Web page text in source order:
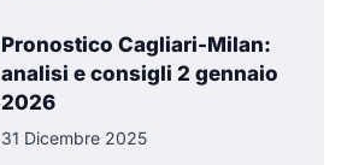
Pronostico Cagliari-Milan:
analisi e consigli 2 gennaio
2026
31 Dicembre 2025